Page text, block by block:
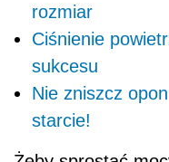
rozmiar
Ciśnienie
sukcesu
Nie zniszcz
starcie!